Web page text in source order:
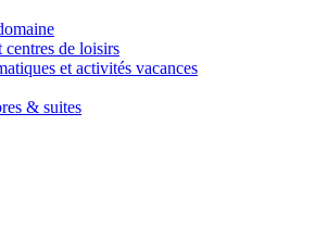
centres de loisirs
et activités vacances
& suites